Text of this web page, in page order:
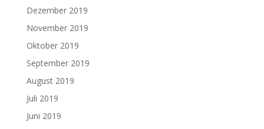
Dezember 2019
November 2019
Oktober 2019
September 2019
August 2019
Juli 2019
Juni 2019